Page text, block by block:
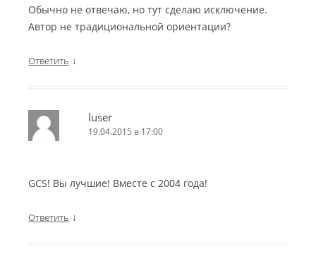
Обычно не отвечаю, но тут сделаю исключение.
Автор не традициональной ориентации?
Ответить ↓
luser
19.04.2015 в 17:00
GCS! Вы лучшие! Вместе с 2004 года!
Ответить ↓